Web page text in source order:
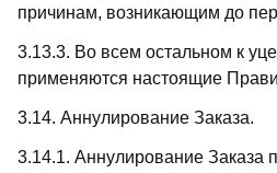
причинам, возникающим до
3.13.3. Во всем остальном к
применяются настоящие
3.14. Аннулирование Заказа.
3.14.1. Аннулирование Заказа